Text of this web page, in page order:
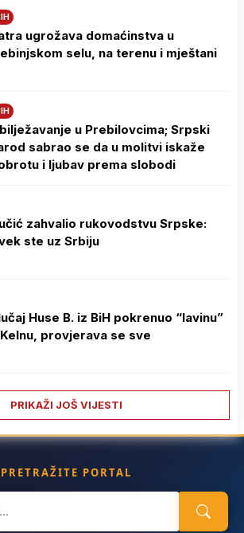
ugrožava domaćinstva u
selu, na terenu i mještani
u Prebilovcima; Srpski
sabrao se da u molitvi iskaže
i ljubav prema slobodi
zahvalio rukovodstvu Srpske:
ste uz Srbiju
Huse B. iz BiH pokrenuo “lavinu”
provjerava se sve
PRIKAŽI JOŠ VIJESTI
PRETRAŽITE PORTAL